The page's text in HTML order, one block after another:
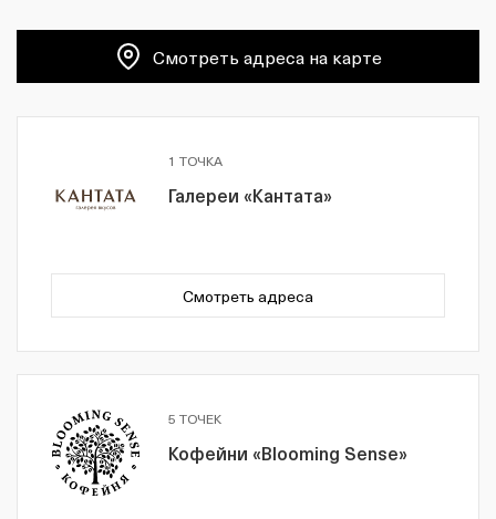
Смотреть адреса на карте
1 ТОЧКА
Галереи «Кантата»
Смотреть адреса
5 ТОЧЕК
Кофейни «Blooming Sense»